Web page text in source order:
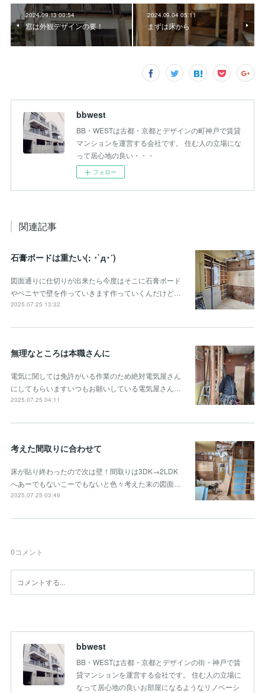
2024.09.13 00:54
窓は外観デザインの要！
2024.09.04 05:11
まずは床から
bbwest
BB・WESTは古都・京都とデザインの町神戸で賃貸
マンションを運営する会社です。 住む人の立場にな
って居心地の良い・・・
フォロー
関連記事
石膏ボードは重たい(; ･`д･´)
図面通りに仕切りが出来たら今度はそこに石膏ボード
やベニヤで壁を作っていきます作っていくんだけど…
2025.07.25 13:32
無理なところは本職さんに
電気に関しては免許がいる作業のため絶対電気屋さん
にしてもらいますいつもお願いしている電気屋さん…
2025.07.25 04:11
考えた間取りに合わせて
床が貼り終わったので次は壁！間取りは3DK→2LDK
へあーでもないこーでもないと色々考えた末の図面…
2025.07.25 03:49
0コメント
bbwest
BB・WESTは古都・京都とデザインの街・神戸で賃
貸マンションを運営する会社です。 住む人の立場に
なって居心地の良いお部屋になるようなリノベーシ